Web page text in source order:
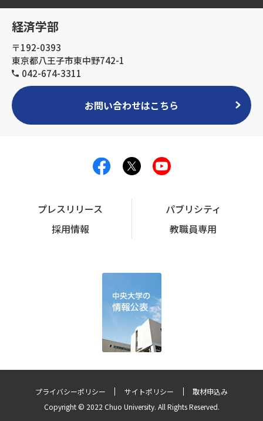
経済学部
〒192-0393
東京都八王子市東中野742-1
042-674-3311
お問い合わせはこちら
プレスリリース
パブリシティ
採用情報
教職員専用
プライバシーポリシー サイトポリシー
取材申込み
Copyright © 2022 Chuo University. All Rights Reserved.